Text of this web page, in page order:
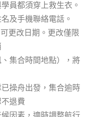
員都須穿上救生衣。
及手機聯絡電話。
更改日期。更改僅限
集合時間地點），將
操舟出發，集合逾時
退費